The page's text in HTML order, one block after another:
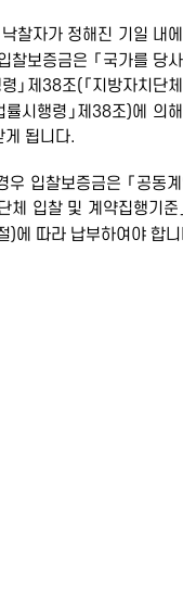
자가 정해진 기일 내에
찰보증금은 「국가를 당
」제38조(「지방자치단
률시행령」제38조)에 의
게 됩니다.
찰보증금은 「공동계
체 입찰 및 계약집행기
)에 따라 납부하여야 합니